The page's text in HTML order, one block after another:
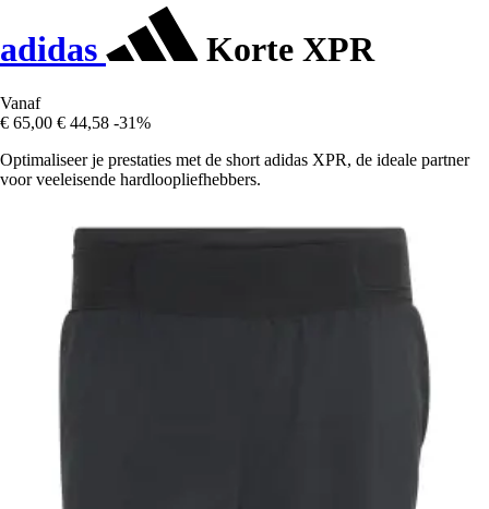
adidas Korte XPR
Vanaf
€ 65,00 € 44,58 -31%
Optimaliseer je prestaties met de short adidas XPR, de ideale partner
voor veeleisende hardloopliefhebbers.